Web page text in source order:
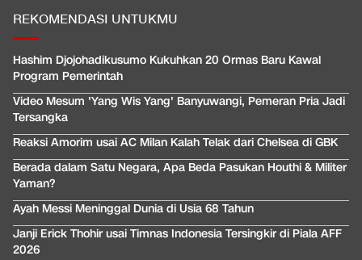
REKOMENDASI UNTUKMU
Hashim Djojohadikusumo Kukuhkan 20 Ormas Baru Kawal
Program Pemerintah
Video Mesum 'Yang Wis Yang' Banyuwangi, Pemeran Pria Jadi
Tersangka
Reaksi Amorim usai AC Milan Kalah Telak dari Chelsea di GBK
Berada dalam Satu Negara, Apa Beda Pasukan Houthi & Militer
Yaman?
Ayah Messi Meninggal Dunia di Usia 68 Tahun
Janji Erick Thohir usai Timnas Indonesia Tersingkir di Piala AFF
2026